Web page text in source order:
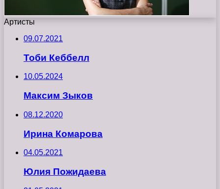
Артисты
09.07.2021
Тоби Кеббелл
10.05.2024
Максим Зыков
08.12.2020
Ирина Комарова
04.05.2021
Юлия Пожидаева